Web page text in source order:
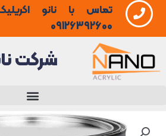
رفتن
به
محتوا
09126392600
شرکت